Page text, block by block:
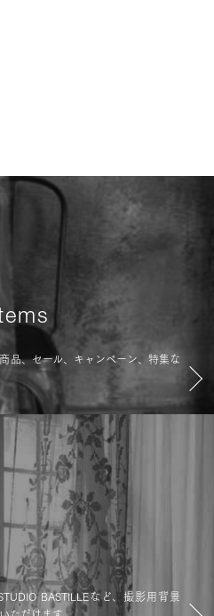
品、セール、キャンペーン、特集な
BASTILLEなど、撮影用背景